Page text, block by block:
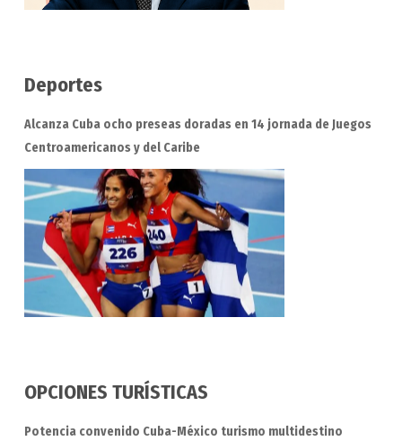
Deportes
Alcanza Cuba ocho preseas doradas en 14 jornada de Juegos
Centroamericanos y del Caribe
OPCIONES TURÍSTICAS
Potencia convenido Cuba-México turismo multidestino